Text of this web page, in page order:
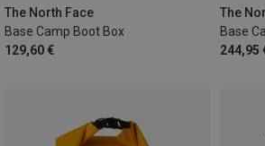
The North Face
Base Camp Boot Box
129,60 €
The
Base
244,95